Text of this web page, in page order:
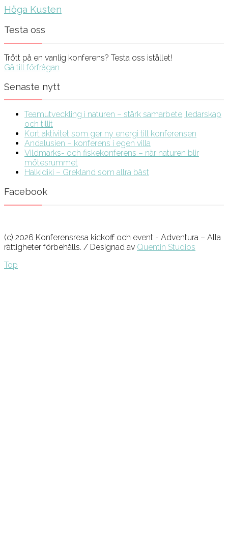
Höga Kusten
Testa oss
Trött på en vanlig konferens? Testa oss istället!
Gå till förfrågan
Senaste nytt
Teamutveckling i naturen – stärk samarbete, ledarskap
och tillit
Kort aktivitet som ger ny energi till konferensen
Andalusien – konferens i egen villa
Vildmarks- och fiskekonferens – när naturen blir
mötesrummet
Halkidiki – Grekland som allra bäst
Facebook
(c) 2026 Konferensresa kickoff och event - Adventura – Alla
rättigheter förbehålls. / Designad av Quentin Studios
Top